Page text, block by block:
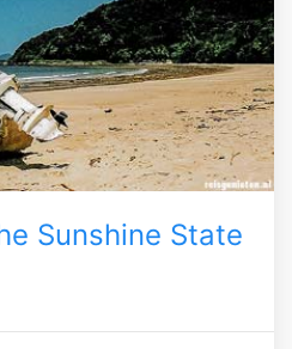
Sunshine State